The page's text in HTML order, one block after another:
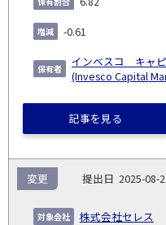
-0.61
インベスコ キャ
(Invesco Capital
記事を見る
2025-08-
株式会社セレス
変更